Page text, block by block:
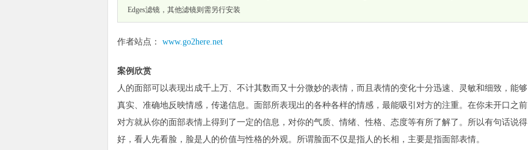
Edges滤镜，其他滤镜则需另行安装
作者站点： www.go2here.net
案例欣赏
人的面部可以表现出成千上万、不计其数而又十分微妙的表情，而且表情的变化十分迅速、灵敏和细致，能够
真实、准确地反映情感，传递信息。面部所表现出的各种各样的情感，最能吸引对方的注重。在你未开口之前
对方就从你的面部表情上得到了一定的信息，对你的气质、情绪、性格、态度等有所了解了。所以有句话说得
好，看人先看脸，脸是人的价值与性格的外观。所谓脸面不仅是指人的长相，主要是指面部表情。